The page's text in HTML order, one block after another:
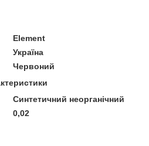
Element
Україна
Червоний
Синтетичний неорганічний
0,02